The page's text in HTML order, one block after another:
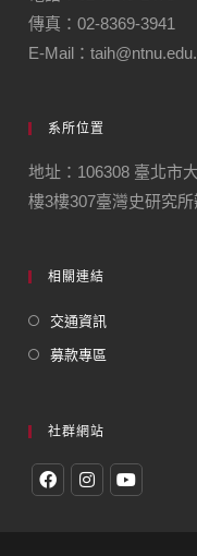
傳真：02-8369-3941
E-Mail：
系所位置
地址：106308 臺北市
樓3樓307臺灣史研究
相關連結
交通資訊
募款專區
社群網站